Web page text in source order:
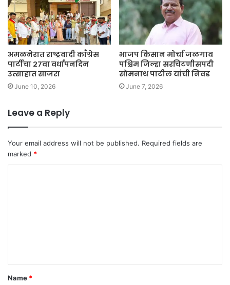
अमळनेरात राष्ट्रवादी काँग्रेस
पार्टीचा २७वा वर्धापनदिन
उत्साहात साजरा
June 10, 2026
भाजप किसान मोर्चा जळगाव
पश्चिम जिल्हा सरचिटणीसपदी
सोमनाथ पाटील यांची निवड
June 7, 2026
Leave a Reply
Your email address will not be published. Required fields are
marked *
t
*
Name *